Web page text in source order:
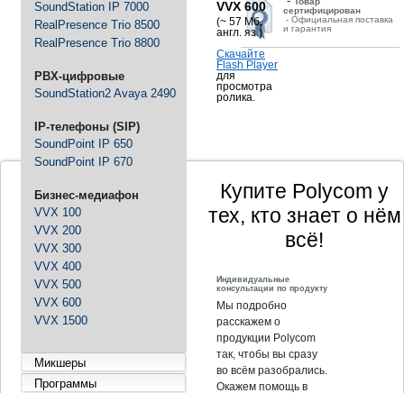
SoundStation IP 7000
RealPresence Trio 8500
RealPresence Trio 8800
PBX-цифровые
SoundStation2 Avaya 2490
IP-телефоны (SIP)
SoundPoint IP 650
SoundPoint IP 670
Бизнес-медиафон
VVX 100
VVX 200
VVX 300
VVX 400
VVX 500
VVX 600
VVX 1500
Микшеры
Программы
сертифицирован
- Официальная поставка
и гарантия
VVX 600
(~ 57 Мб,
англ. яз.)
Скачайте
Flash Player
для
просмотра
ролика.
Купите Polycom у
тех, кто знает о нём
всё!
Индивидуальные
консультации по продукту
Мы подробно
расскажем о
продукции Polycom
так, чтобы вы сразу
во всём разобрались.
Окажем помощь в